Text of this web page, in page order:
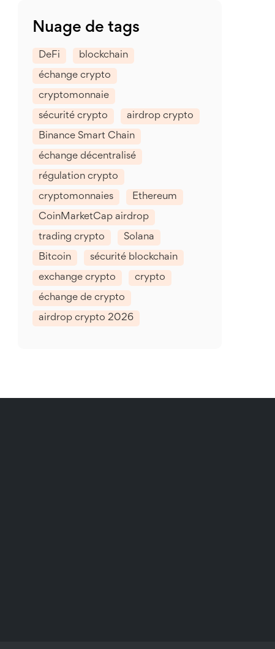
Nuage de tags
DeFi blockchain
échange crypto
cryptomonnaie
sécurité crypto airdrop crypto
Binance Smart Chain
échange décentralisé
régulation crypto
cryptomonnaies Ethereum
CoinMarketCap airdrop
trading crypto Solana
Bitcoin sécurité blockchain
exchange crypto crypto
échange de crypto
airdrop crypto 2026